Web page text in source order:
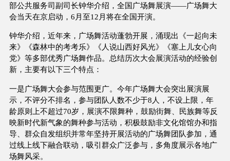
部公共服务司副司长钟华介绍，全国广场舞展演——广场舞大
会当天在京启动，6月至12月将在全国开演。
钟华介绍，近年来，广场舞活动蓬勃开展，涌现出《一起向未
来》《森林中的考考乐》《人说山西好风光》《塞上儿女心向
党》等多部优秀广场舞作品。总结历次大会展演活动的经验创
新，主要有以下三个特点：
一是广场舞大会参与范围更广。今年广场舞大会突出展演展
示，不评分不排名，参与团队人数不少于8人，不设上限，年
龄原则上不超过70岁，展演不限舞种，鼓励街舞、民族舞等反
映新时代新气象的舞种参与活动，积极鼓励非文化馆馆办和指
导、群众自发组织并常年坚持开展活动的广场舞团队参加，通
过线上线下融合联动，吸引群众广泛参与，多角度展示各地广
场舞风采。